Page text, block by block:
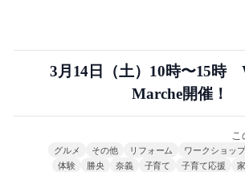
3月14日（土）10時〜15時
Marche開催！
グルメ その他 リフォーム ワークショップ
体験
勝央 奈義 子育て 子育て応援